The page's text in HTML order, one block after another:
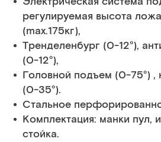
регулируемая высота
(max.175кг),
Тренделенбург (0-12°),
(0-12°),
Головной подъем (0-75°)
(0-35°).
Стальное
Комплектация: манки пул,
стойка.